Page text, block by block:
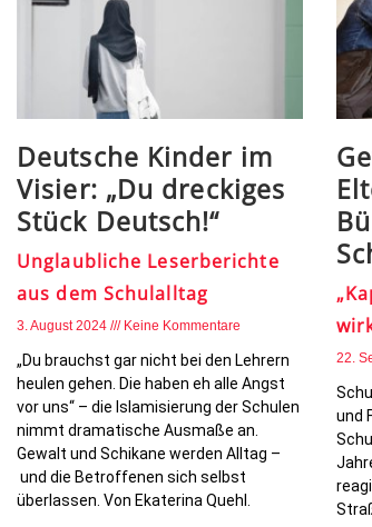
Deutsche Kinder im
Visier: „Du dreckiges
Stück Deutsch!“
Unglaubliche Leserberichte
aus dem Schulalltag
3. August 2024 Keine Kommentare
„Du brauchst gar nicht bei den Lehrern
heulen gehen. Die haben eh alle Angst
vor uns“ – die Islamisierung der Schulen
nimmt dramatische Ausmaße an.
Gewalt und Schikane werden Alltag –
und die Betroffenen sich selbst
überlassen. Von Ekaterina Quehl.
22.
und